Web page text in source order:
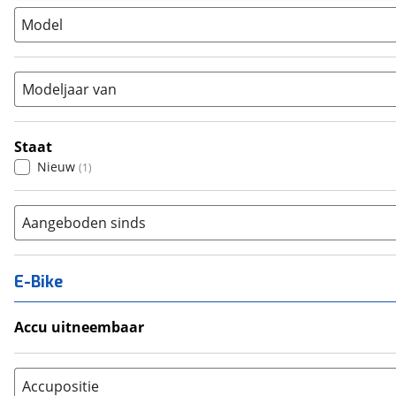
Tandem
Model
Modeljaar van
Staat
Nieuw (1)
Aangeboden sinds
E-Bike
Accu uitneembaar
Nee, vast (0)
Accupositie